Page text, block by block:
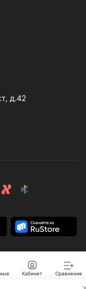
д.42
Кабинет Сравнение